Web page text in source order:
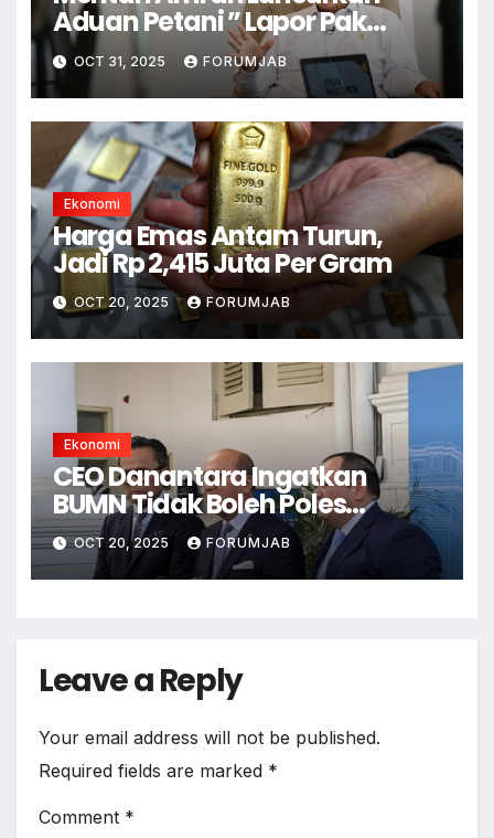
Aduan Petani ” Lapor Pak
Amran”
OCT 31, 2025 FORUMJAB
Ekonomi
Harga Emas Antam Turun,
Jadi Rp 2,415 Juta Per Gram
OCT 20, 2025 FORUMJAB
Ekonomi
CEO Danantara Ingatkan
BUMN Tidak Boleh Poles
Laporan Keuangan
OCT 20, 2025 FORUMJAB
Leave a Reply
Your email address will not be published.
Required fields are marked *
Comment *